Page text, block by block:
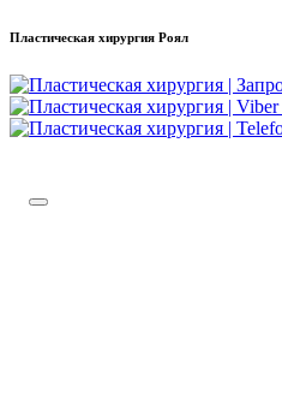
Пластическая хирургия Роял